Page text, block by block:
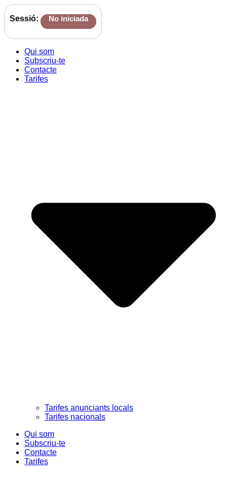
Sessió: No iniciada
Qui som
Subscriu-te
Contacte
Tarifes
Tarifes anunciants locals
Tarifes nacionals
Qui som
Subscriu-te
Contacte
Tarifes